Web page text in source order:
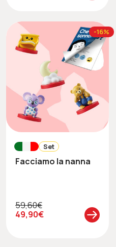
-16%
Set
Facciamo la nanna
49,90€
59,60€